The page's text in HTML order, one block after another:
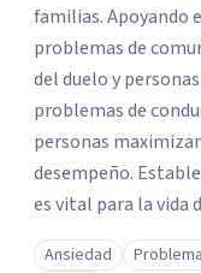
familias. Apoyando
problemas de
del duelo y
problemas de
personas
desempeño.
es vital para la vida
Ansiedad